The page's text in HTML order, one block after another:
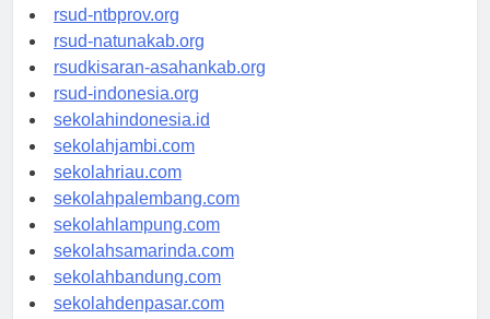
rsud-ntbprov.org
rsud-natunakab.org
rsudkisaran-asahankab.org
rsud-indonesia.org
sekolahindonesia.id
sekolahjambi.com
sekolahriau.com
sekolahpalembang.com
sekolahlampung.com
sekolahsamarinda.com
sekolahbandung.com
sekolahdenpasar.com